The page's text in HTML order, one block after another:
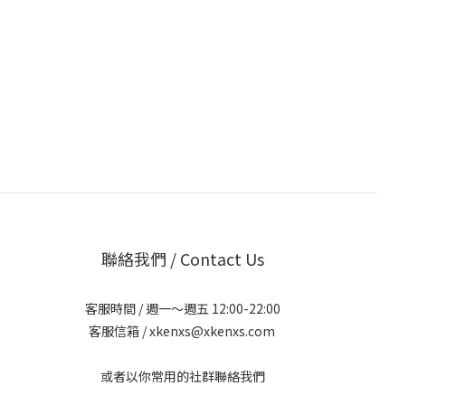
聯絡我們 / Contact Us
客服時間 / 週一～週五 12:00-22:00
客服信箱 / xkenxs@xkenxs.com
或者以你常用的社群聯絡我們